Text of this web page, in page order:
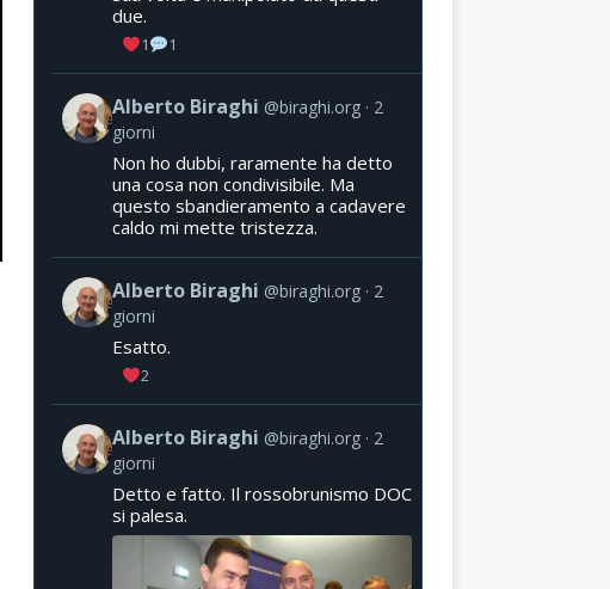
due.
1 1
Alberto Biraghi @biraghi.org
2
giorni
Non ho dubbi, raramente ha detto
una cosa non condivisibile. Ma
questo sbandieramento a cadavere
caldo mi mette tristezza.
Alberto Biraghi @biraghi.org
2
giorni
Esatto.
2
Alberto Biraghi @biraghi.org
2
giorni
Detto e fatto. Il rossobrunismo DOC
si palesa.